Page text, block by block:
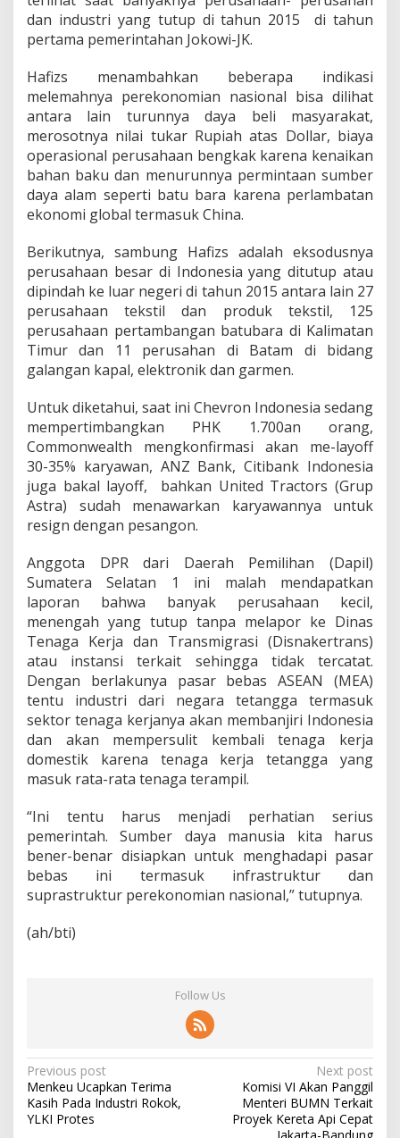
n
dan industri yang tutup di tahun 2015 di tahun
pertama pemerintahan Jokowi-JK.
Hafizs menambahkan beberapa indikasi
melemahnya perekonomian nasional bisa dilihat
antara lain turunnya daya beli masyarakat,
merosotnya nilai tukar Rupiah atas Dollar, biaya
operasional perusahaan bengkak karena kenaikan
bahan baku dan menurunnya permintaan sumber
daya alam seperti batu bara karena perlambatan
ekonomi global termasuk China.
Berikutnya, sambung Hafizs adalah eksodusnya
perusahaan besar di Indonesia yang ditutup atau
dipindah ke luar negeri di tahun 2015 antara lain 27
perusahaan tekstil dan produk tekstil, 125
perusahaan pertambangan batubara di Kalimatan
Timur dan 11 perusahan di Batam di bidang
galangan kapal, elektronik dan garmen.
Untuk diketahui, saat ini Chevron Indonesia sedang
mempertimbangkan PHK 1.700an orang,
Commonwealth mengkonfirmasi akan me-layoff
30-35% karyawan, ANZ Bank, Citibank Indonesia
juga bakal layoff, bahkan United Tractors (Grup
Astra) sudah menawarkan karyawannya untuk
resign dengan pesangon.
Anggota DPR dari Daerah Pemilihan (Dapil)
Sumatera Selatan 1 ini malah mendapatkan
laporan bahwa banyak perusahaan kecil,
menengah yang tutup tanpa melapor ke Dinas
Tenaga Kerja dan Transmigrasi (Disnakertrans)
atau instansi terkait sehingga tidak tercatat.
Dengan berlakunya pasar bebas ASEAN (MEA)
tentu industri dari negara tetangga termasuk
sektor tenaga kerjanya akan membanjiri Indonesia
dan akan mempersulit kembali tenaga kerja
domestik karena tenaga kerja tetangga yang
masuk rata-rata tenaga terampil.
“Ini tentu harus menjadi perhatian serius
pemerintah. Sumber daya manusia kita harus
bener-benar disiapkan untuk menghadapi pasar
bebas ini termasuk infrastruktur dan
suprastruktur perekonomian nasional,” tutupnya.
(ah/bti)
Follow Us
P
o
s
Previous post
Menkeu Ucapkan Terima
Kasih Pada Industri Rokok,
YLKI Protes
Next post
Komisi VI Akan Panggil
Menteri BUMN Terkait
Proyek Kereta Api Cepat